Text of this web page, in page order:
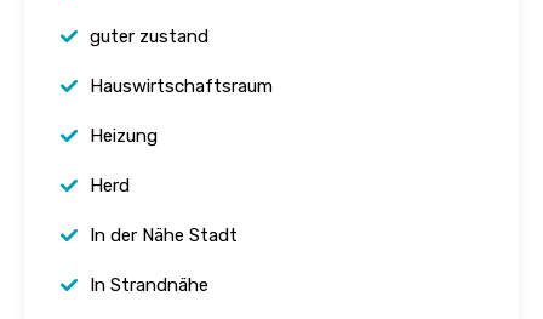
guter zustand
Hauswirtschaftsraum
Heizung
Herd
In der Nähe Stadt
In Strandnähe